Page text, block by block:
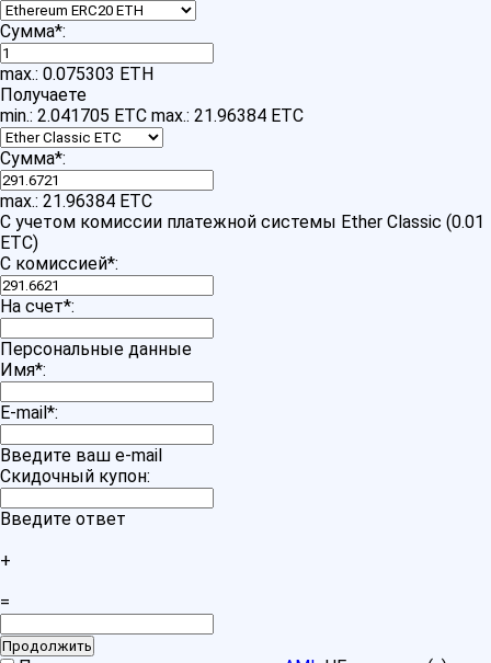
Сумма*:
max.: 0.075303 ETH
Получаете
min.: 2.041705 ETC max.: 21.96384 ETC
Сумма*:
max.: 21.96384 ETC
С учетом комиссии платежной системы Ether Classic (0.01
ETC)
С комиссией*:
На счет*:
Персональные данные
Имя*:
E-mail*:
Введите ваш e-mail
Скидочный купон:
Введите ответ
+
=